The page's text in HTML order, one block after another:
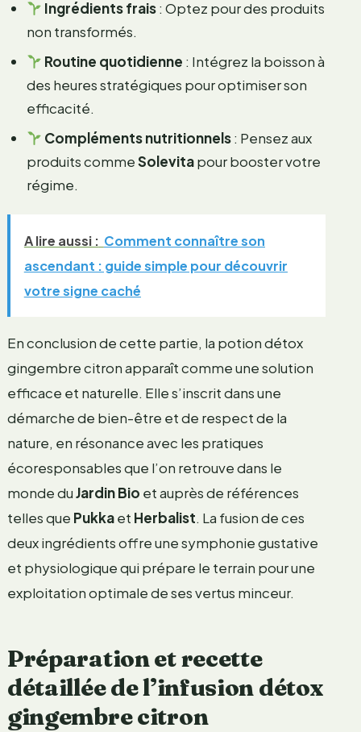
Ingrédients frais: Optez pour des produits
non transformés.
Routine quotidienne : Intégrez la boisson à
des heures stratégiques pour optimiser son
efficacité.
Compléments nutritionnels: Pensez aux
produits commeSolevitapour booster votre
régime.
A lire aussi : Comment connaître son
ascendant : guide simple pour découvrir
votre signe caché
En conclusion de cette partie, la potion détox
gingembre citron apparaît comme une solution
efficace et naturelle. Elle s’inscrit dans une
démarche de bien-être et de respect de la
nature, en résonance avec les pratiques
écoresponsables que l’on retrouve dans le
monde duJardin Bio et auprès de références
telles que Pukkaet Herbalist. La fusion de ces
deux ingrédients offre une symphonie gustative
et physiologique qui prépare le terrain pour une
exploitation optimale de ses vertus minceur.
Préparation et recette
détaillée de l’infusion détox
gingembre citron